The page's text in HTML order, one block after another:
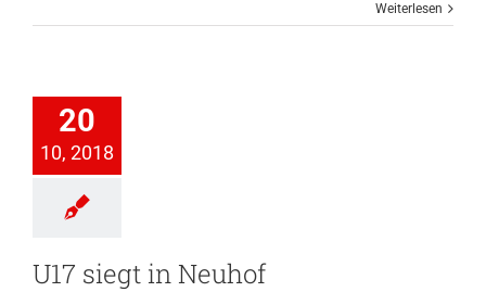
Weiterlesen
20
10, 2018
U17 siegt in Neuhof